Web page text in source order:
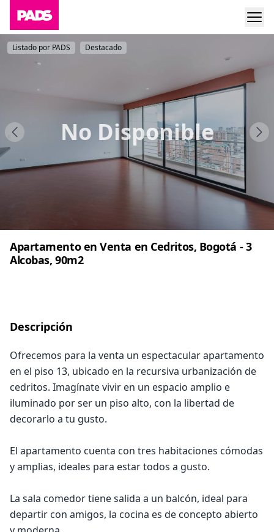
No Disponible
Listado por PADS Destacado
Apartamento en Venta en Cedritos, Bogotá - 3
Alcobas, 90m2
Descripción
Ofrecemos para la venta un espectacular apartamento
en el piso 13, ubicado en la recursiva urbanización de
cedritos. Imagínate vivir en un espacio amplio e
iluminado por ser un piso alto, con la libertad de
decorarlo a tu gusto.
El apartamento cuenta con tres habitaciones cómodas
y amplias, ideales para estar todos a gusto.
La sala comedor tiene salida a un balcón, ideal para
departir con amigos, la cocina es de concepto abierto